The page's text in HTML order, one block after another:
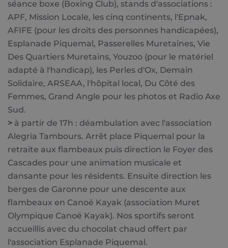
séance boxe (Boxing Club), stands d'associations :
APF, Mission Locale, les cinq continents, l'Epnak,
AFIFE (pour les droits des personnes handicapées),
Esplanade Piquemal, Passerelles Muretaines, Vie
Des Quartiers Muretains, Youzoo (pour le matériel
adapté à l'handicap), les Perles d'Ox, Demain
Solidaire, ARSEAA, l'hôpital local, Du Côté des
Femmes, Grand Angle pour les photos et Radio Axe
Sud.
> à partir de 17h : déambulation avec l'association
Alegria Tambours. Arrêt place Piquemal pour la
retraite aux flambeaux puis direction le Foyer des
Cascades pour une animation musicale et
dansante pour les résidents. Ensuite direction les
berges de Garonne pour une descente aux
flambeaux en Canoë Kayak (association Muret
Olympique Canoë Kayak). Nos sportifs seront
accueillis avec du chocolat chaud offert par
l'association Esplanade Piquemal.